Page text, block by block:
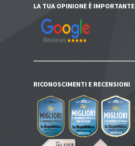
LA TUA OPINIONE È IMPORTANTE
RICONOSCIMENTI E RECENSIONI